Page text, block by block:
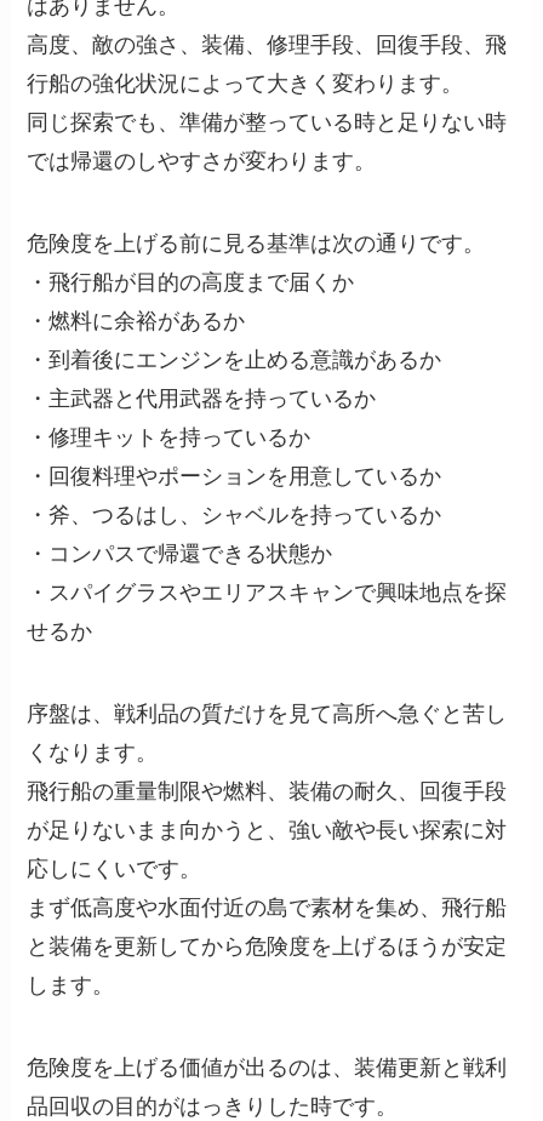
はありません。
高度、敵の強さ、装備、修理手段、回復手段、飛
行船の強化状況によって大きく変わります。
同じ探索でも、準備が整っている時と足りない時
では帰還のしやすさが変わります。
危険度を上げる前に見る基準は次の通りです。
・飛行船が目的の高度まで届くか
・燃料に余裕があるか
・到着後にエンジンを止める意識があるか
・主武器と代用武器を持っているか
・修理キットを持っているか
・回復料理やポーションを用意しているか
・斧、つるはし、シャベルを持っているか
・コンパスで帰還できる状態か
・スパイグラスやエリアスキャンで興味地点を探
せるか
序盤は、戦利品の質だけを見て高所へ急ぐと苦し
くなります。
飛行船の重量制限や燃料、装備の耐久、回復手段
が足りないまま向かうと、強い敵や長い探索に対
応しにくいです。
まず低高度や水面付近の島で素材を集め、飛行船
と装備を更新してから危険度を上げるほうが安定
します。
危険度を上げる価値が出るのは、装備更新と戦利
品回収の目的がはっきりした時です。